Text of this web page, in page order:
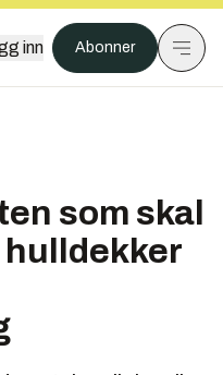
inn Abonner
som skal
hulldekker